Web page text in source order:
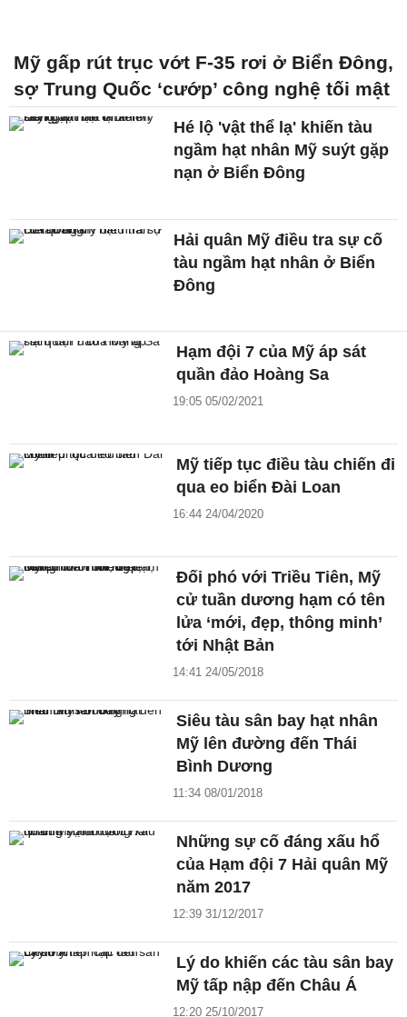
Mỹ gấp rút trục vớt F-35 rơi ở Biển Đông,
sợ Trung Quốc ‘cướp’ công nghệ tối mật
Hé lộ 'vật thể lạ' khiến tàu
ngầm hạt nhân Mỹ suýt gặp
nạn ở Biển Đông
Hải quân Mỹ điều tra sự cố
tàu ngầm hạt nhân ở Biển
Đông
Hạm đội 7 của Mỹ áp sát
quần đảo Hoàng Sa
19:05 05/02/2021
Mỹ tiếp tục điều tàu chiến đi
qua eo biển Đài Loan
16:44 24/04/2020
Đối phó với Triều Tiên, Mỹ
cử tuần dương hạm có tên
lửa ‘mới, đẹp, thông minh’
tới Nhật Bản
14:41 24/05/2018
Siêu tàu sân bay hạt nhân
Mỹ lên đường đến Thái
Bình Dương
11:34 08/01/2018
Những sự cố đáng xấu hổ
của Hạm đội 7 Hải quân Mỹ
năm 2017
12:39 31/12/2017
Lý do khiến các tàu sân bay
Mỹ tấp nập đến Châu Á
12:20 25/10/2017